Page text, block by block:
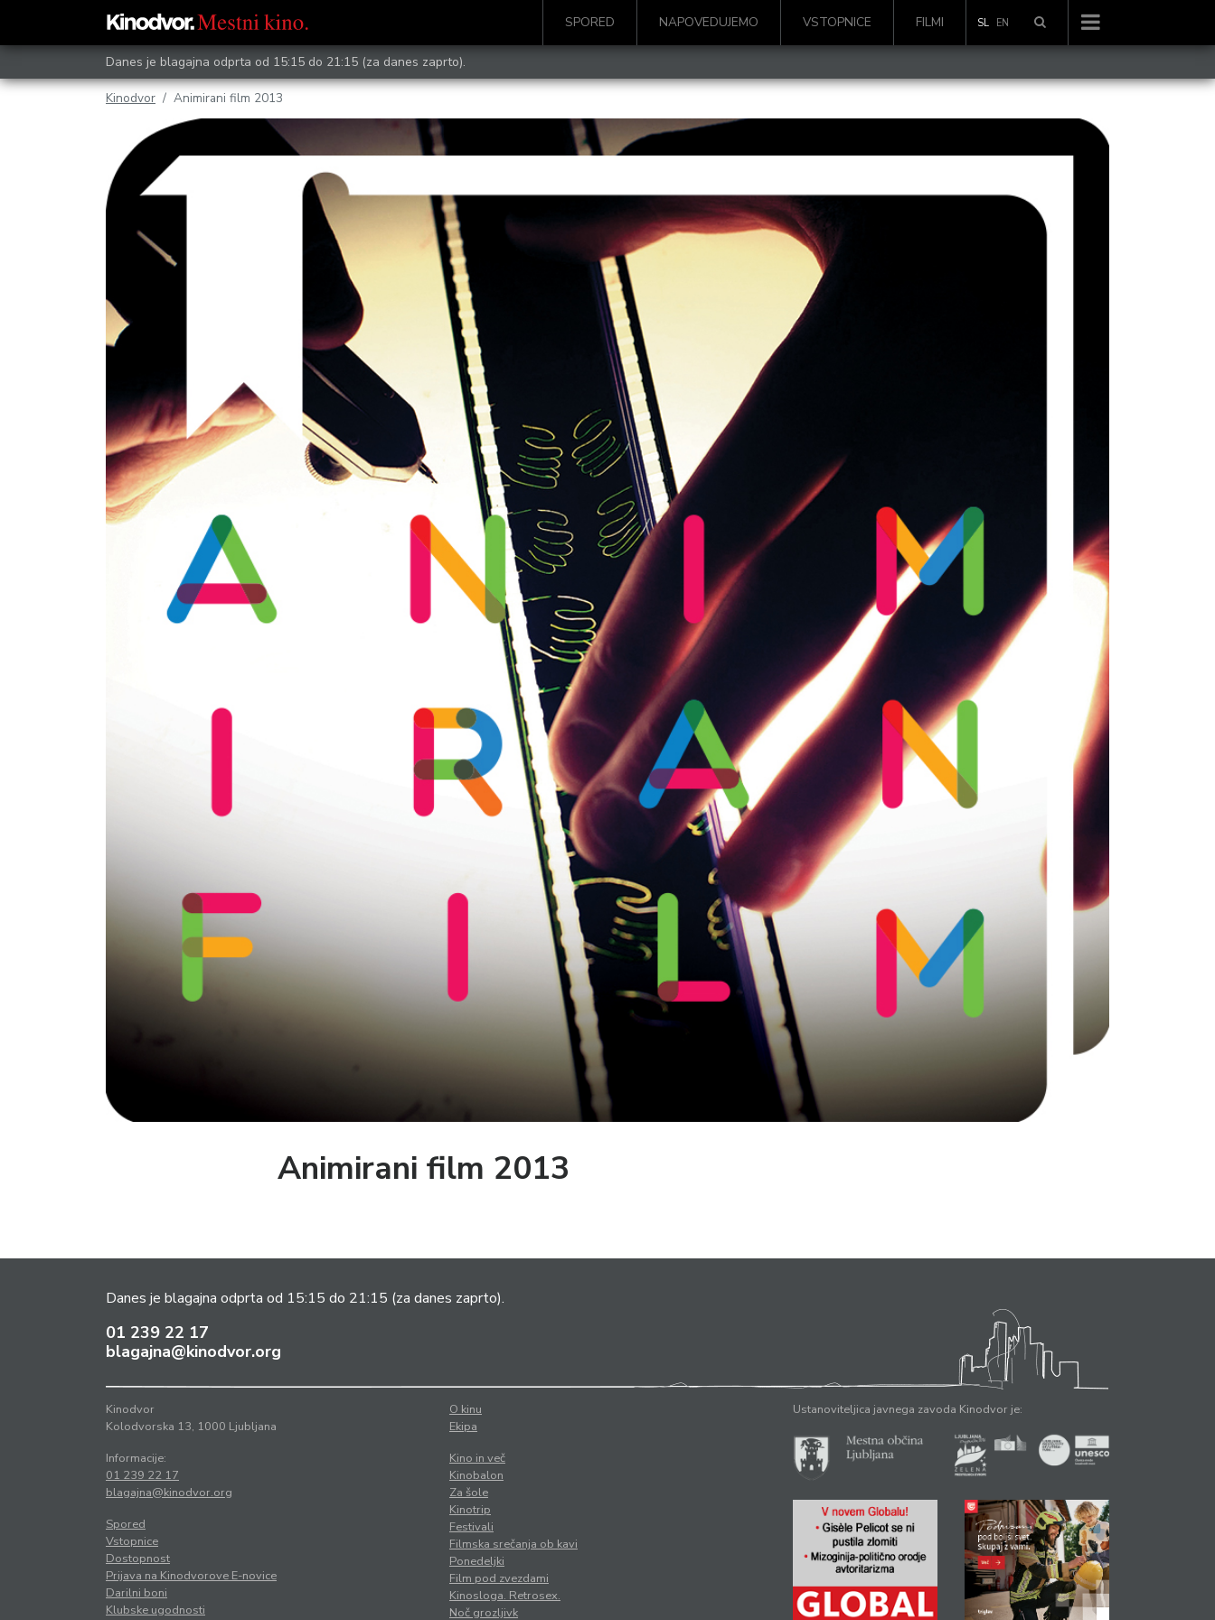
SPORED NAPOVEDUJEMO VSTOPNICE FILMI SL EN
Danes je blagajna odprta od 15:15 do 21:15 (za danes zaprto).
Kinodvor Animirani film 2013
Animirani film 2013
Danes je blagajna odprta od 15:15 do 21:15 (za danes zaprto).
01 239 22 17
blagajna@kinodvor.org
Kinodvor
Kolodvorska 13, 1000 Ljubljana
Informacije:
01 239 22 17
blagajna@kinodvor.org
Spored
Vstopnice
Dostopnost
Prijava na Kinodvorove E-novice
Darilni boni
Klubske ugodnosti
O kinu
Ekipa
Kino in več
Kinobalon
Za šole
Kinotrip
Festivali
Filmska srečanja ob kavi
Ponedeljki
Film pod zvezdami
Kinosloga. Retrosex.
Noč grozljivk
Ustanoviteljica javnega zavoda Kinodvor je: